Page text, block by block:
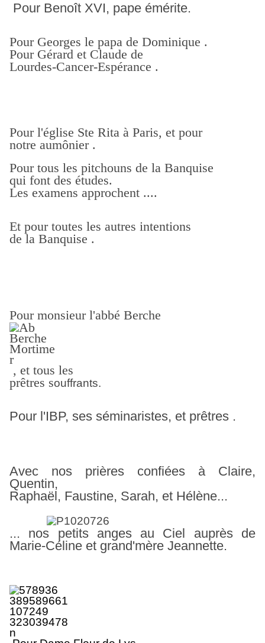
Pour Benoît XVI, pape émérite.
Pour Georges le papa de Dominique .
Pour Gérard et Claude de
Lourdes-Cancer-Espérance .
Pour l'église Ste Rita à Paris, et pour
notre aumônier .
Pour tous les pitchouns de la Banquise
qui font des études.
Les examens approchent ....
Et pour toutes les autres intentions
de la Banquise .
Pour monsieur l'abbé Berche
, et tous les
prêtres souffrants.
Pour l'IBP, ses séminaristes, et prêtres .
Avec nos prières confiées à Claire,
Quentin,
Raphaël, Faustine, Sarah, et Hélène...
... nos petits anges au Ciel auprès de
Marie-Céline et grand'mère Jeannette.